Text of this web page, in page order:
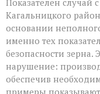
Кагальницкого
основании
именно тех
безопасности зерна.
нарушение:
обеспечив
примеры